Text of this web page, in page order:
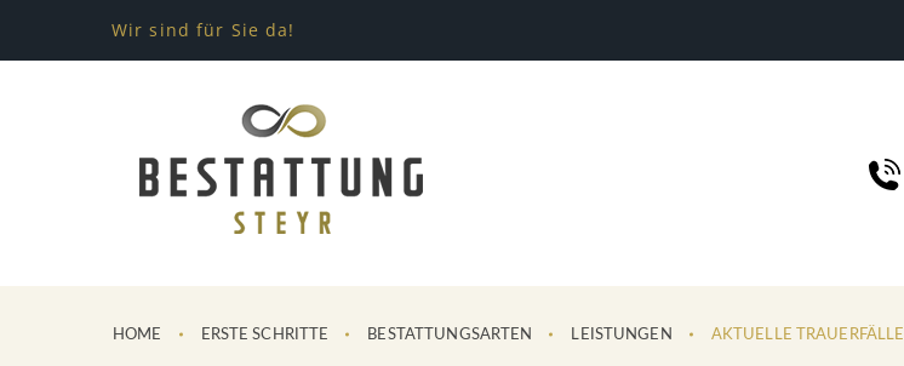
Wir sind für Sie da!
HOME ERSTE SCHRITTE BESTATTUNGSARTEN LEISTUNGEN AKTUELLE TRAUERFÄLLE